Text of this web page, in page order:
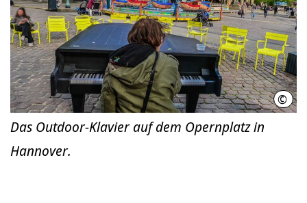
©
Das Outdoor-Klavier auf dem Opernplatz in
Hannover.